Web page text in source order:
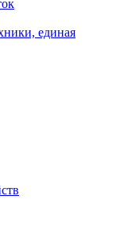
единая